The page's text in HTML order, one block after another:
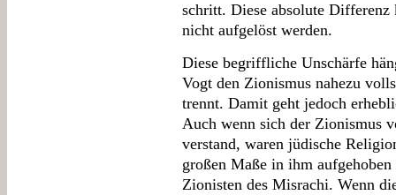
schritt. Diese absolute Differenz
nicht aufgelöst werden.
Diese begriffliche Unschärfe
Vogt den Zionismus nahezu
trennt. Damit geht jedoch
Auch wenn sich der Zionismus
verstand, waren jüdische
großen Maße in ihm
Zionisten des Misrachi. Wenn